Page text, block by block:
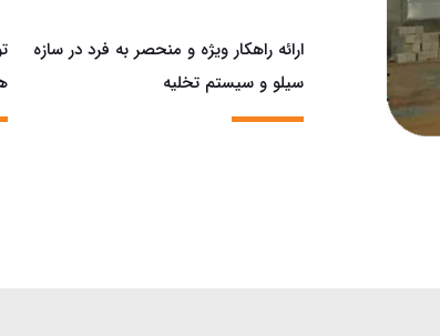
ارائه راهکار ویژه و منحصر به فرد در سازه
سیلو و سیستم تخلیه